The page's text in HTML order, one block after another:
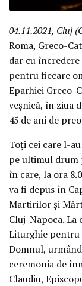
04.11.2021, Cluj
Roma, Greco-
dar cu
pentru fiecare
Eparhiei Greco-
veșnică, în ziua
45 de ani de
Toți cei care l-
pe ultimul drum
în care, la ora
va fi depus în
Martirilor și
Cluj-Napoca. La
Liturghie
Domnul,
ceremonia de
Claudiu,